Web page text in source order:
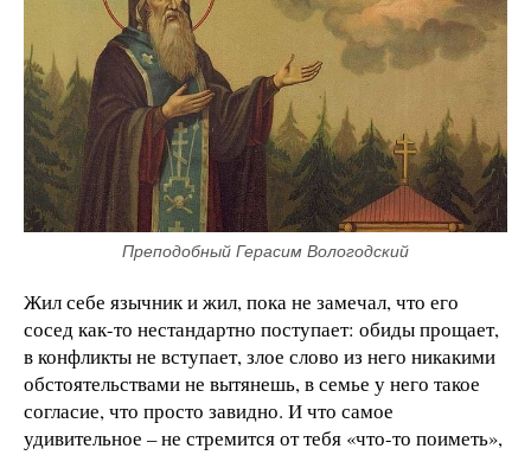
Преподобный Герасим Вологодский
Жил себе язычник и жил, пока не замечал, что его
сосед как-то нестандартно поступает: обиды прощает,
в конфликты не вступает, злое слово из него никакими
обстоятельствами не вытянешь, в семье у него такое
согласие, что просто завидно. И что самое
удивительное – не стремится от тебя «что-то поиметь»,